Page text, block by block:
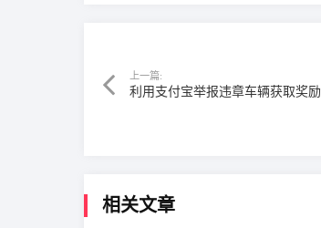
上一篇:
利用支付宝举报违章车辆获取奖励
相关文章